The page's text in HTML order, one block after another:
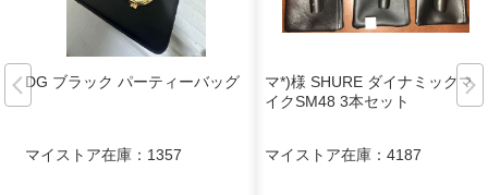
DG ブラック パーティーバッグ
マイストア在庫： 1357
マ*)様 SHURE ダイナミックマ
イクSM48 3本セット
マイストア在庫： 4187